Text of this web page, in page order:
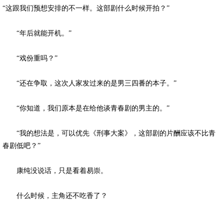
“这跟我们预想安排的不一样。这部剧什么时候开拍？”
“年后就能开机。”
“戏份重吗？”
“还在争取，这次人家发过来的是男三四番的本子。”
“你知道，我们原本是在给他谈青春剧的男主的。”
“我的想法是，可以优先《刑事大案》，这部剧的片酬应该不比青
春剧低吧？”
康纯没说话，只是看着易崇。
什么时候，主角还不吃香了？